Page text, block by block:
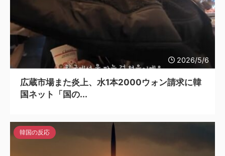
2026/5/6
広蔵市場また炎上、水1本2000ウォン請求に韓
国ネット「国の...
韓国の反応